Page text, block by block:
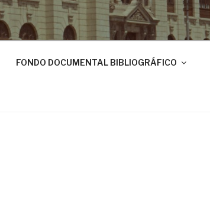
FONDO DOCUMENTAL BIBLIOGRÁFICO